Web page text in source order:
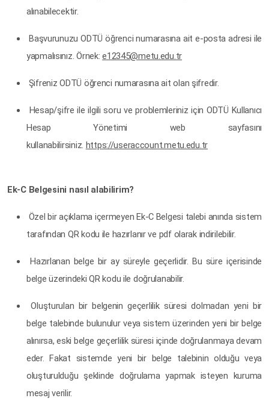
alınabilecektir.
Başvurunuzu ODTÜ öğrenci numarasına ait e-posta adresi ile
yapmalısınız. Örnek:e12345@metu.edu.tr
Şifreniz ODTÜ öğrenci numarasına ait olan şifredir.
Hesap/şifre ile ilgili soru ve problemleriniz için ODTÜ Kullanıcı
Hesap Yönetimi web sayfasını
kullanabilirsiniz. https://useraccount.metu.edu.tr
Ek-C Belgesini nasıl alabilirim?
Özel bir açıklama içermeyen Ek-C Belgesi talebi anında sistem
tarafından QR kodu ile hazırlanır ve pdf olarak indirilebilir.
Hazırlanan belge bir ay süreyle geçerlidir. Bu süre içerisinde
belge üzerindeki QR kodu ile doğrulanabilir.
Oluşturulan bir belgenin geçerlilik süresi dolmadan yeni bir
belge talebinde bulunulur veya sistem üzerinden yeni bir belge
alınırsa, eski belge geçerlilik süresi içinde doğrulanmaya devam
eder. Fakat sistemde yeni bir belge talebinin olduğu veya
oluşturulduğu şeklinde doğrulama yapmak isteyen kuruma
mesaj verilir.